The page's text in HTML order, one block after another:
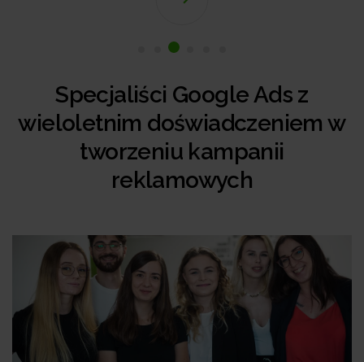
Specjaliści Google Ads z
wieloletnim doświadczeniem w
tworzeniu kampanii
reklamowych